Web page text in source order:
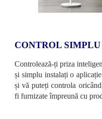
CONTROL
Controlează-ți priza
și simplu instalați o
și vă puteți controla
fi furnizate împreună cu